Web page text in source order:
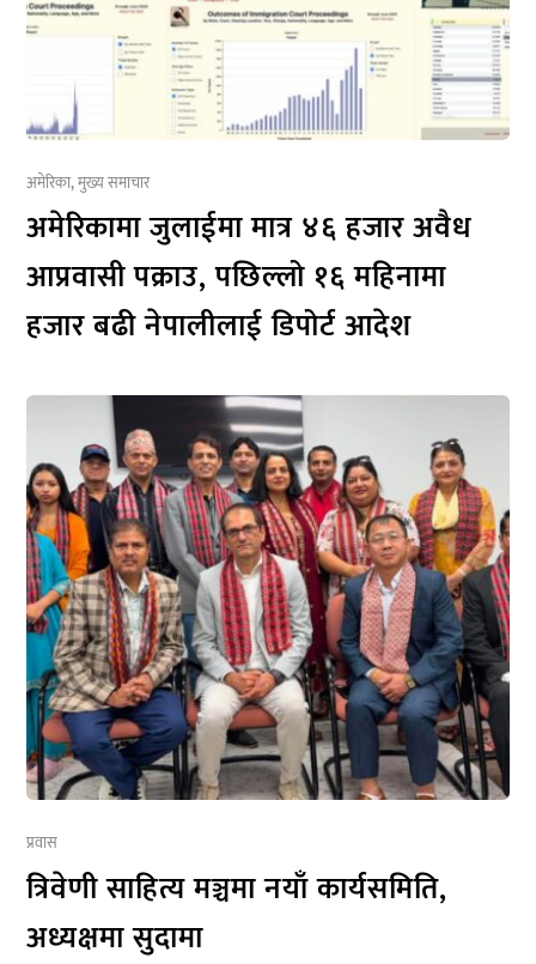
अमेरिका,मुख्य समाचार
अमेरिकामा जुलाईमा मात्र ४६ हजार अवैध
आप्रवासी पक्राउ, पछिल्लो १६ महिनामा
हजार बढी नेपालीलाई डिपोर्ट आदेश
प्रवास
त्रिवेणी साहित्य मञ्चमा नयाँ कार्यसमिति,
अध्यक्षमा सुदामा